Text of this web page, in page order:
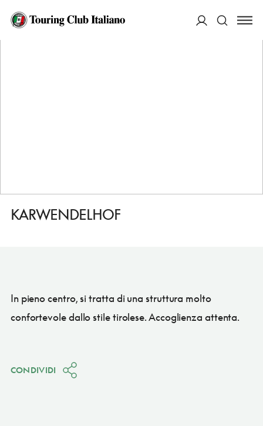
HOME
KARWENDELHOF
In pieno centro, si tratta di una struttura molto
confortevole dallo stile tirolese. Accoglienza attenta.
CONDIVIDI